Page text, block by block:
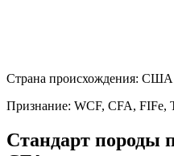
Страна происхождения: США
Признание: WCF, CFA, FIFe,
Стандарт породы